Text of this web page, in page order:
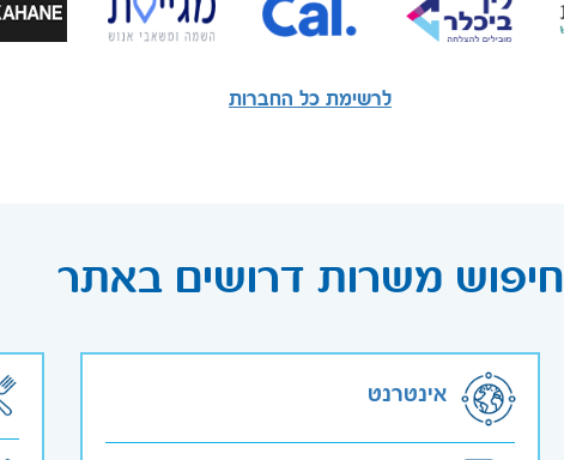
לרשימת כל החברות
חיפוש משרות דרושים באתר
אינטרנט